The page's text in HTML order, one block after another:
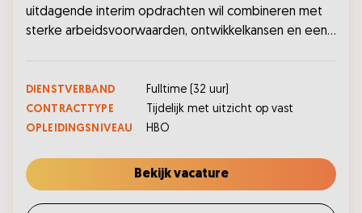
uitdagende interim opdrachten wil combineren met
sterke arbeidsvoorwaarden, ontwikkelkansen en een
DIENSTVERBAND Fulltime (32 uur)
CONTRACTTYPE
Tijdelijk met uitzicht op vast
OPLEIDINGSNIVEAU
HBO
Bekijk vacature